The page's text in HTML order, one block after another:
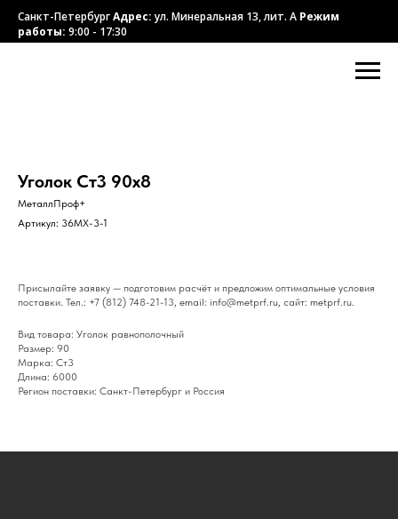
Санкт-ПетербургАдрес:ул. Минеральная 13, лит. А Режим
работы: 9:00 - 17:30
Уголок Ст3 90х8
МеталлПроф+
Артикул: 36MX-3-1
Присылайте заявку — подготовим расчёт и предложим оптимальные условия
поставки. Тел.: +7 (812) 748-21-13, email: info@metprf.ru, сайт: metprf.ru.
Вид товара: Уголок равнополочный
Размер: 90
Марка: Ст3
Длина: 6000
Регион поставки: Санкт-Петербург и Россия